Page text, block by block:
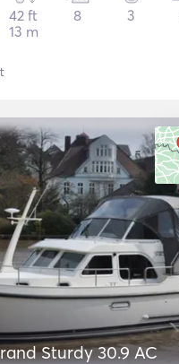
42 ft
13 m
8 3
Sturdy 30.9 AC